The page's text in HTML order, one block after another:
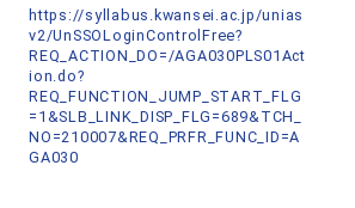
https://syllabus.kwansei.ac.jp/unias
v2/UnSSOLoginControlFree?
REQ_ACTION_DO=/AGA030PLS01Act
ion.do?
REQ_FUNCTION_JUMP_START_FLG
=1&SLB_LINK_DISP_FLG=689&TCH_
NO=210007&REQ_PRFR_FUNC_ID=A
GA030